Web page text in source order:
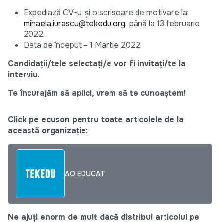
Expediază CV-ul și o scrisoare de motivare la:
mihaela.iurascu@tekedu.org până la 13 februarie
2022.
Data de început – 1 Martie 2022.
Candidații/tele selectați/e vor fi invitați/te la
interviu.
Te încurajăm să aplici, vrem să te cunoaștem!
Click pe ecuson pentru toate articolele de la
această organizație:
AO EDUCAT
Ne ajuți enorm de mult dacă distribui articolul pe